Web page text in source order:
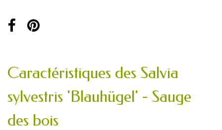
Caractéristiques des Salvia
sylvestris 'Blauhügel' - Sauge
des bois